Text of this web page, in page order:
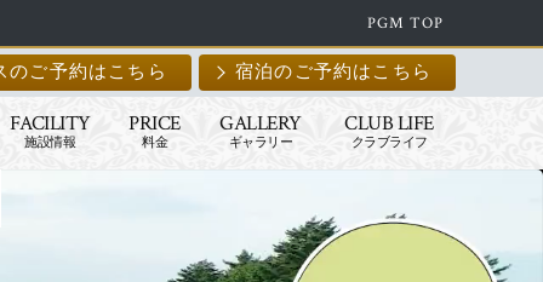
PGM TOP
のご予約はこちら 宿泊のご予約はこちら
FACILITY
施設情報
PRICE
料金
GALLERY
ギャラリー
CLUB LIFE
クラブライフ